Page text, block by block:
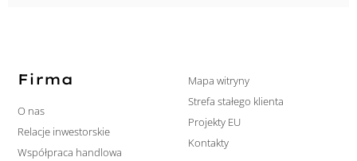
Firma
O nas
Relacje inwestorskie
Współpraca handlowa
Mapa witryny
Strefa stałego klienta
Projekty EU
Kontakty